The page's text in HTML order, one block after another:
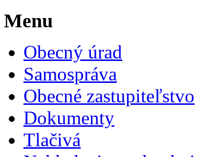
Menu
Obecný úrad
Samospráva
Obecné zastupiteľstvo
Dokumenty
Tlačivá